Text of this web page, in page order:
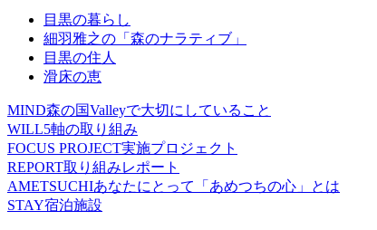
目黒の暮らし
細羽雅之の「森のナラティブ」
目黒の住人
滑床の恵
MIND森の国Valleyで大切にしていること
WILL5軸の取り組み
FOCUS PROJECT実施プロジェクト
REPORT取り組みレポート
AMETSUCHIあなたにとって「あめつちの心」とは
STAY宿泊施設